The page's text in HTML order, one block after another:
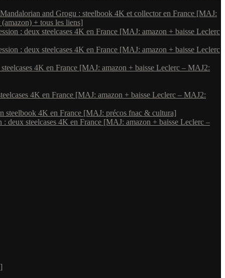
and Grogu : steelbook 4K et collector en France [MAJ:
+ tous les liens]
: deux steelcases 4K en France [MAJ: amazon + baisse Leclerc
: deux steelcases 4K en France [MAJ: amazon + baisse Leclerc
4K en France [MAJ: amazon + baisse Leclerc – MAJ2:
4K en France [MAJ: amazon + baisse Leclerc – MAJ2:
steelbook 4K en France [MAJ: précos fnac & cultura]
: deux steelcases 4K en France [MAJ: amazon + baisse Leclerc –